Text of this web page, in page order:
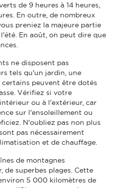
de 9 heures à 14 heures,
En outre, de nombreux
preniez la majeure partie
En août, on peut dire que
ne disposent pas
tels qu'un jardin, une
peuvent être dotés
Vérifiez si votre
ou à l'extérieur, car
sur l'ensoleillement ou
N'oubliez pas non plus
pas nécessairement
et de chauffage.
de montagnes
de superbes plages. Cette
5 000 kilomètres de